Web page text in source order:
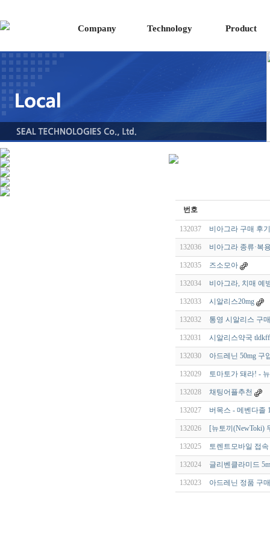
Company Technology Product
번호
132037 비아그라 구매 후
132036 비아그라 종류·복
132035 즈소모아
132034 비아그라, 치매 예
132033 시알리스20mg
132032 통영 시알리스 구매
132031 시알리스약국
132030 아드레닌 50mg
132029 토마토가 돼라! -
132028 채팅어플추천
132027 버목스 - 메벤다졸
132026 [뉴토끼(NewToki)
132025 토렌트모바일 접
132024 글리벤클라미드
132023 아드레닌 정품 구